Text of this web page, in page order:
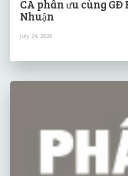
CA phân ưu cùng GĐ
Nhuận
July 24, 2026